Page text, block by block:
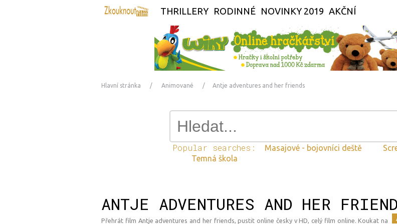
THRILLERY RODINNÉ NOVINKY 2019 AKČNÍ
Hlavní stránka Animované Antje adventures and her friends
Popular searches: Masajové - bojovníci deště
Temná škola
ANTJE ADVENTURES AND HER
Přehrát film Antje adventures and her friends, pustit online česky v HD, celý film online. Koukat na